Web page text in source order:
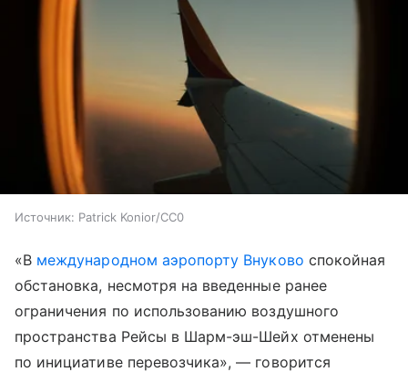
Источник: Patrick Konior/CC0
«В международном аэропорту Внуково спокойная
обстановка, несмотря на введенные ранее
ограничения по использованию воздушного
пространства Рейсы в Шарм-эш-Шейх отменены
по инициативе перевозчика», — говорится